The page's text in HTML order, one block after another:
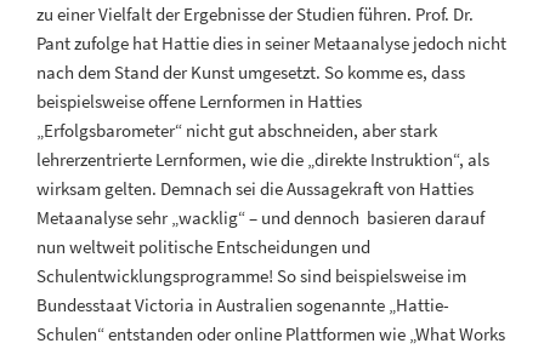
zu einer Vielfalt der Ergebnisse der Studien führen. Prof. Dr.
Pant zufolge hat Hattie dies in seiner Metaanalyse jedoch nicht
nach dem Stand der Kunst umgesetzt. So komme es, dass
beispielsweise offene Lernformen in Hatties
„Erfolgsbarometer“ nicht gut abschneiden, aber stark
lehrerzentrierte Lernformen, wie die „direkte Instruktion“, als
wirksam gelten. Demnach sei die Aussagekraft von Hatties
Metaanalyse sehr „wacklig“ – und dennoch basieren darauf
nun weltweit politische Entscheidungen und
Schulentwicklungsprogramme! So sind beispielsweise im
Bundesstaat Victoria in Australien sogenannte „Hattie-
Schulen“ entstanden oder online Plattformen wie „What Works